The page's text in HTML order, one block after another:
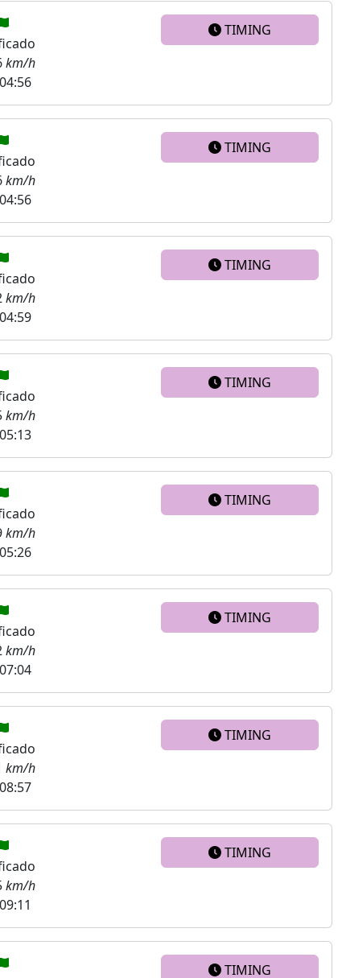
km/h
TIMING
km/h
TIMING
km/h
TIMING
km/h
TIMING
km/h
TIMING
km/h
TIMING
km/h
TIMING
km/h
TIMING
TIMING